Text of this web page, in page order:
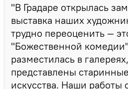
"В Градаре открылась
выставка наших
трудно переоценить —
"Божественной
разместилась в
представлены
искусства. Наши работы